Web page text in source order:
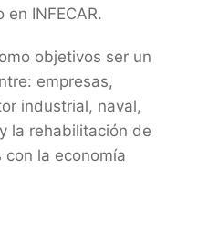
INFECAR.
objetivos ser un
empresas,
industrial, naval,
la rehabilitación de
la economía